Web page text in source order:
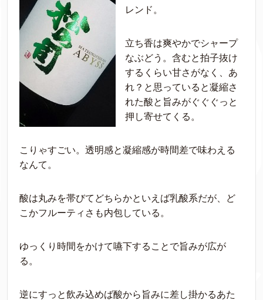
レンド。
立ち香は爽やかでシャープ
なぶどう。含むと拍子抜け
するくらい甘さがなく、あ
れ？と思っていると凝縮さ
れた酸と旨みがぐぐぐっと
押し寄せてくる。
こりゃすごい。透明感と凝縮感が時間差で味わえる
なんて。
酸は丸みを帯びてどちらかといえば乳酸系だが、ど
こかフルーティさも内包している。
ゆっくり時間をかけて嚥下することで旨みが広が
る。
逆にすっと飲み込めば酸から旨みに差し掛かるあた